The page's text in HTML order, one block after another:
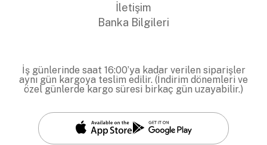
İletişim
Banka Bilgileri
İş günlerinde saat 16:00’ya kadar verilen siparişler
aynı gün kargoya teslim edilir. (İndirim dönemleri ve
özel günlerde kargo süresi birkaç gün uzayabilir.)